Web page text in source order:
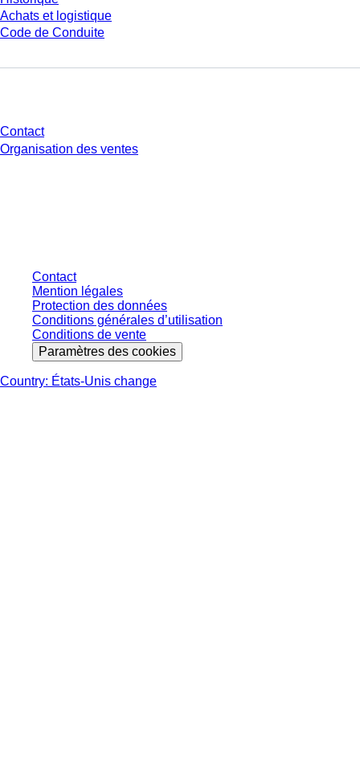
Achats et logistique
Code de Conduite
Contact
Organisation des ventes
Contact
Mention légales
Protection des données
Conditions générales d’utilisation
Conditions de vente
Paramètres des cookies
Country: États-Unis change